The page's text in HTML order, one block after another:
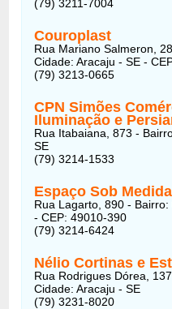
(79) 3211-7004
Couroplast
Rua Mariano Salmeron,
Cidade: Aracaju - SE -
(79) 3213-0665
CPN Simões
Iluminação e
Rua Itabaiana, 873 -
SE
(79) 3214-1533
Espaço Sob
Rua Lagarto, 890 -
- CEP: 49010-390
(79) 3214-6424
Nélio Cortinas e
Rua Rodrigues Dórea,
Cidade: Aracaju - SE
(79) 3231-8020